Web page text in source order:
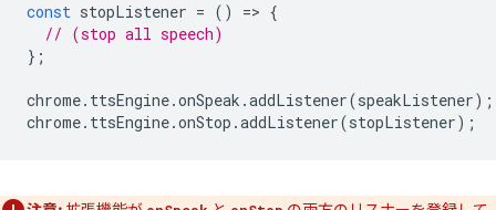
const stopListener = () => {
// (stop all speech)
};
chrome. ttsEngine.onSpeak .addListener(speakListener);
chrome. ttsEngine.onStop .addListener(stopListener);